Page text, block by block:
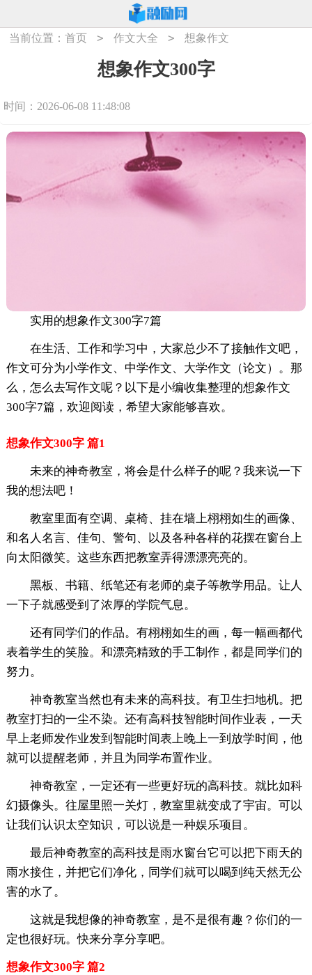
当前位置：首页 > 作文大全 > 想象作文
想象作文300字
时间：2026-06-08 11:48:08
实用的想象作文300字7篇
在生活、工作和学习中，大家总少不了接触作文吧，
作文可分为小学作文、中学作文、大学作文（论文）。那
么，怎么去写作文呢？以下是小编收集整理的想象作文
300字7篇，欢迎阅读，希望大家能够喜欢。
想象作文300字 篇1
未来的神奇教室，将会是什么样子的呢？我来说一下
我的想法吧！
教室里面有空调、桌椅、挂在墙上栩栩如生的画像、
和名人名言、佳句、警句、以及各种各样的花摆在窗台上
向太阳微笑。这些东西把教室弄得漂漂亮亮的。
黑板、书籍、纸笔还有老师的桌子等教学用品。让人
一下子就感受到了浓厚的学院气息。
还有同学们的作品。有栩栩如生的画，每一幅画都代
表着学生的笑脸。和漂亮精致的手工制作，都是同学们的
努力。
神奇教室当然也有未来的高科技。有卫生扫地机。把
教室打扫的一尘不染。还有高科技智能时间作业表，一天
早上老师发作业发到智能时间表上晚上一到放学时间，他
就可以提醒老师，并且为同学布置作业。
神奇教室，一定还有一些更好玩的高科技。就比如科
幻摄像头。往屋里照一关灯，教室里就变成了宇宙。可以
让我们认识太空知识，可以说是一种娱乐项目。
最后神奇教室的高科技是雨水窗台它可以把下雨天的
雨水接住，并把它们净化，同学们就可以喝到纯天然无公
害的水了。
这就是我想像的神奇教室，是不是很有趣？你们的一
定也很好玩。快来分享分享吧。
想象作文300字 篇2